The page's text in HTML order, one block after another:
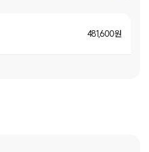
481,600 원